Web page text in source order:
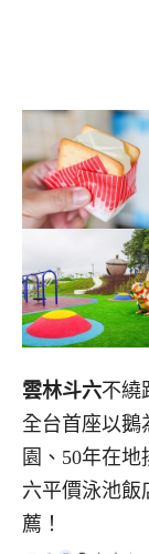
雲林斗六不繞
全台首座以鵝
園、50年在
六平價泳池飯
薦！